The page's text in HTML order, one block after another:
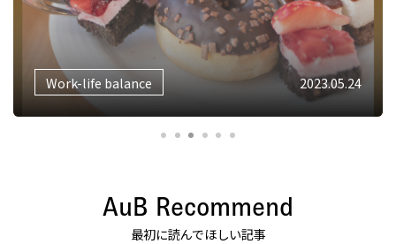
Work-life balance 2023.05.24
AuB Recommend
最初に読んでほしい記事